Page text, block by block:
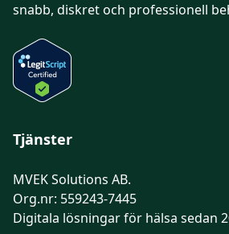
snabb, diskret och professionell
Tjänster
MVEK Solutions AB.
Org.nr: 559243-7445
Digitala lösningar för hälsa sedan